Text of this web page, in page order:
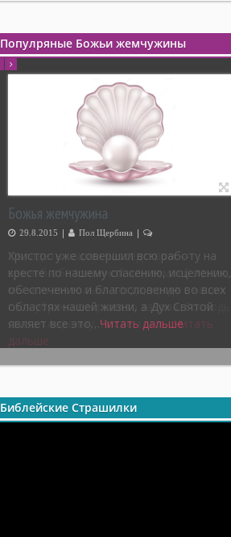
Популряные Божьи жемчужины
Божья жемчужина
29.8.2015 | Пол Щербина |
Христос уже совершил всю работу на
кресте по нашему спасению, исцелению,
обеспечению и благословению во всех
областях нашей жизни, а Дух Святой
являет все это…Читать дальше
Библейские Страшилки